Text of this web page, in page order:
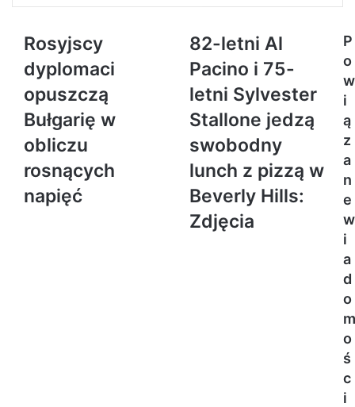
Rosyjscy
dyplomaci
opuszczą
Bułgarię w
obliczu
rosnących
napięć
82-letni Al
Pacino i 75-
letni Sylvester
Stallone jedzą
swobodny
lunch z pizzą w
Beverly Hills:
Zdjęcia
P
o
w
i
ą
z
a
n
e
w
i
a
d
o
m
o
ś
c
i